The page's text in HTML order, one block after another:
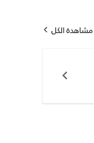
مشاهدة الكل